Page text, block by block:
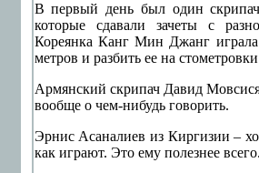
В первый день был один
которые сдавали зачеты с
Кореянка Канг Мин Джанг
метров и разбить ее на
Армянский скрипач Давид
вообще о чем-нибудь говорить.
Эрнис Асаналиев из Киргизии –
как играют. Это ему полезнее